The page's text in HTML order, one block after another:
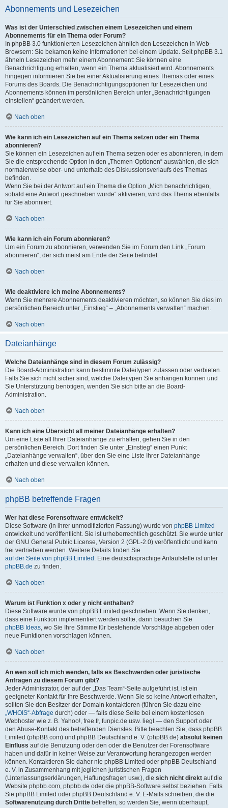
Abonnements und Lesezeichen
Was ist der Unterschied zwischen einem Lesezeichen und einem
Abonnements für ein Thema oder Forum?
In phpBB 3.0 funktionierten Lesezeichen ähnlich den Lesezeichen in Web-
Browsern: Sie bekamen keine Informationen bei einem Update. Seit phpBB 3.1
ähneln Lesezeichen mehr einem Abonnement: Sie können eine
Benachrichtigung erhalten, wenn ein Thema aktualisiert wird. Abonnements
hingegen informieren Sie bei einer Aktualisierung eines Themas oder eines
Forums des Boards. Die Benachrichtigungsoptionen für Lesezeichen und
Abonnements können im persönlichen Bereich unter „Benachrichtigungen
einstellen“ geändert werden.
Nach oben
Wie kann ich ein Lesezeichen auf ein Thema setzen oder ein Thema
abonnieren?
Sie können ein Lesezeichen auf ein Thema setzen oder es abonnieren, in dem
Sie die entsprechende Option in den „Themen-Optionen“ auswählen, die sich
normalerweise ober- und unterhalb des Diskussionsverlaufs des Themas
befinden.
Wenn Sie bei der Antwort auf ein Thema die Option „Mich benachrichtigen,
sobald eine Antwort geschrieben wurde“ aktivieren, wird das Thema ebenfalls
für Sie abonniert.
Nach oben
Wie kann ich ein Forum abonnieren?
Um ein Forum zu abonnieren, verwenden Sie im Forum den Link „Forum
abonnieren“, der sich meist am Ende der Seite befindet.
Nach oben
Wie deaktiviere ich meine Abonnements?
Wenn Sie mehrere Abonnements deaktivieren möchten, so können Sie dies im
persönlichen Bereich unter „Einstieg“ – „Abonnements verwalten“ machen.
Nach oben
Dateianhänge
Welche Dateianhänge sind in diesem Forum zulässig?
Die Board-Administration kann bestimmte Dateitypen zulassen oder verbieten.
Falls Sie sich nicht sicher sind, welche Dateitypen Sie anhängen können und
Sie Unterstützung benötigen, wenden Sie sich bitte an die Board-
Administration.
Nach oben
Kann ich eine Übersicht all meiner Dateianhänge erhalten?
Um eine Liste all Ihrer Dateianhänge zu erhalten, gehen Sie in den
persönlichen Bereich. Dort finden Sie unter „Einstieg“ einen Punkt
„Dateianhänge verwalten“, über den Sie eine Liste Ihrer Dateianhänge
erhalten und diese verwalten können.
Nach oben
phpBB betreffende Fragen
Wer hat diese Forensoftware entwickelt?
Diese Software (in ihrer unmodifizierten Fassung) wurde von phpBB Limited
entwickelt und veröffentlicht. Sie ist urheberrechtlich geschützt. Sie wurde unter
der GNU General Public License, Version 2 (GPL-2.0) veröffentlicht und kann
frei vertrieben werden. Weitere Details finden Sie
auf der Seite von phpBB Limited . Eine deutschsprachige Anlaufstelle ist unter
phpBB.de zu finden.
Nach oben
Warum ist Funktion x oder y nicht enthalten?
Diese Software wurde von phpBB Limited geschrieben. Wenn Sie denken,
dass eine Funktion implementiert werden sollte, dann besuchen Sie
phpBB Ideas, wo Sie Ihre Stimme für bestehende Vorschläge abgeben oder
neue Funktionen vorschlagen können.
Nach oben
An wen soll ich mich wenden, falls es Beschwerden oder juristische
Anfragen zu diesem Forum gibt?
Jeder Administrator, der auf der „Das Team“-Seite aufgeführt ist, ist ein
geeigneter Kontakt für Ihre Beschwerde. Wenn Sie so keine Antwort erhalten,
sollten Sie den Besitzer der Domain kontaktieren (führen Sie dazu eine
„WHOIS“-Abfrage durch) oder — falls diese Seite bei einem kostenlosen
Webhoster wie z. B. Yahoo!, free.fr, funpic.de usw. liegt — den Support oder
den Abuse-Kontakt des betreffenden Dienstes. Bitte beachten Sie, dass phpBB
Limited (phpBB.com) und phpBB Deutschland e. V. (phpBB.de) absolut keinen
Einfluss auf die Benutzung oder den oder die Benutzer der Forensoftware
haben und dafür in keiner Weise zur Verantwortung herangezogen werden
können. Kontaktieren Sie daher nie phpBB Limited oder phpBB Deutschland
e. V. in Zusammenhang mit jeglichen juristischen Fragen
(Unterlassungserklärungen, Haftungsfragen usw.), die sich nicht direkt auf die
Website phpbb.com, phpbb.de oder die phpBB-Software selbst beziehen. Falls
Sie phpBB Limited oder phpBB Deutschland e. V. E-Mails schreiben, die die
Softwarenutzung durch Dritte betreffen, so werden Sie, wenn überhaupt,